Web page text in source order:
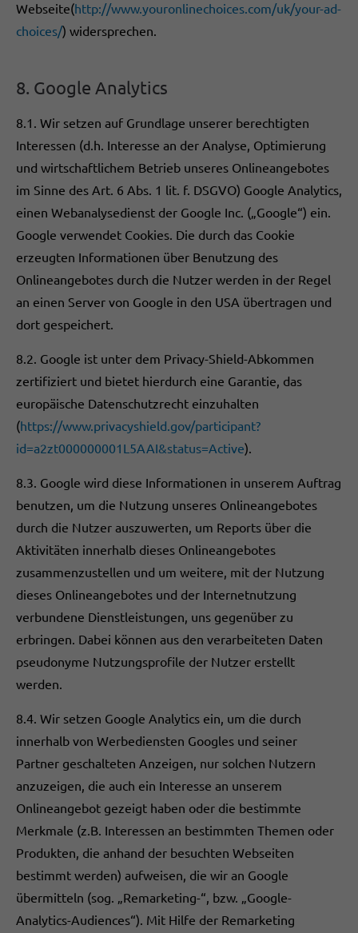
Webseite(http://www.youronlinechoices.com/uk/your-ad-
choices/) widersprechen.
8. Google Analytics
8.1. Wir setzen auf Grundlage unserer berechtigten
Interessen (d.h. Interesse an der Analyse, Optimierung
und wirtschaftlichem Betrieb unseres Onlineangebotes
im Sinne des Art. 6 Abs. 1 lit. f. DSGVO) Google Analytics,
einen Webanalysedienst der Google Inc. („Google“) ein.
Google verwendet Cookies. Die durch das Cookie
erzeugten Informationen über Benutzung des
Onlineangebotes durch die Nutzer werden in der Regel
an einen Server von Google in den USA übertragen und
dort gespeichert.
8.2. Google ist unter dem Privacy-Shield-Abkommen
zertifiziert und bietet hierdurch eine Garantie, das
europäische Datenschutzrecht einzuhalten
(https://www.privacyshield.gov/participant?
id=a2zt000000001L5AAI&status=Active).
8.3. Google wird diese Informationen in unserem Auftrag
benutzen, um die Nutzung unseres Onlineangebotes
durch die Nutzer auszuwerten, um Reports über die
Aktivitäten innerhalb dieses Onlineangebotes
zusammenzustellen und um weitere, mit der Nutzung
dieses Onlineangebotes und der Internetnutzung
verbundene Dienstleistungen, uns gegenüber zu
erbringen. Dabei können aus den verarbeiteten Daten
pseudonyme Nutzungsprofile der Nutzer erstellt
werden.
8.4. Wir setzen Google Analytics ein, um die durch
innerhalb von Werbediensten Googles und seiner
Partner geschalteten Anzeigen, nur solchen Nutzern
anzuzeigen, die auch ein Interesse an unserem
Onlineangebot gezeigt haben oder die bestimmte
Merkmale (z.B. Interessen an bestimmten Themen oder
Produkten, die anhand der besuchten Webseiten
bestimmt werden) aufweisen, die wir an Google
übermitteln (sog. „Remarketing-“, bzw. „Google-
Analytics-Audiences“). Mit Hilfe der Remarketing